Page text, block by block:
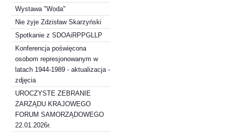
Wystawa "Woda"
Nie żyje Zdzisław Skarzyński
Spotkanie z SDOAiRPPGLLP
Konferencja poświęcona
osobom represjonowanym w
latach 1944-1989 - aktualizacja -
zdjęcia
UROCZYSTE ZEBRANIE
ZARZĄDU KRAJOWEGO
FORUM SAMORZĄDOWEGO
22.01.2026r.